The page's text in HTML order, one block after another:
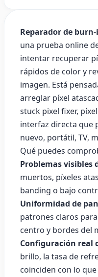
Reparador de
una prueba online
intentar recuperar
rápidos de color y
imagen. Está
arreglar píxel
stuck pixel fixer,
interfaz directa que
nuevo, portátil, TV,
Qué puedes
Problemas visibles
muertos, píxeles
banding o bajo
Uniformidad de
patrones claros
centro y bordes del
Configuración real
brillo, la tasa de
coinciden con lo